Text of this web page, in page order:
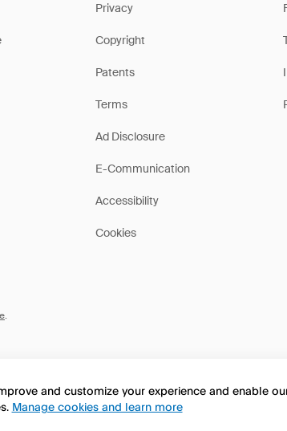
Privacy
Copyright
Patents
Terms
Ad Disclosure
E-Communication
Accessibility
Cookies
.
and customize your experience and enable
Manage cookies and learn more